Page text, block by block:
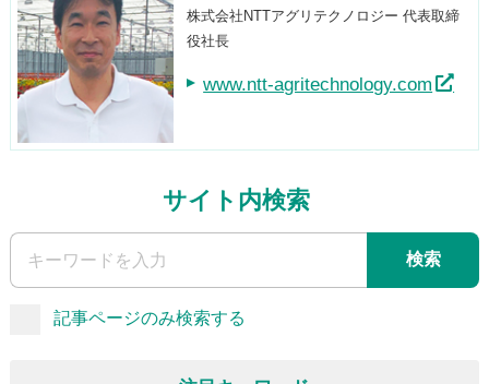
株式会社NTTアグリテクノロジー 代表取締
役社長
www.ntt-agritechnology.com
サイト内検索
検索
記事ページのみ検索する